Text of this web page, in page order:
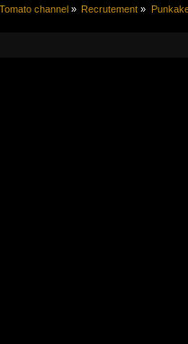
Tomato channel» Recrutement »